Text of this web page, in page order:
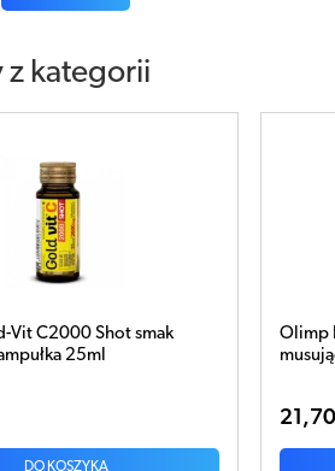
z kategorii
Olimp Levit C+ x 20